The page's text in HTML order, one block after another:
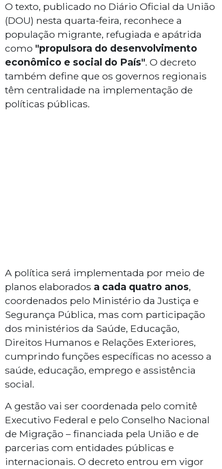
O texto, publicado no Diário Oficial da União
(DOU) nesta quarta-feira, reconhece a
população migrante, refugiada e apátrida
como "propulsora do desenvolvimento
econômico e social do País". O decreto
também define que os governos regionais
têm centralidade na implementação de
políticas públicas.
A política será implementada por meio de
planos elaborados a cada quatro anos,
coordenados pelo Ministério da Justiça e
Segurança Pública, mas com participação
dos ministérios da Saúde, Educação,
Direitos Humanos e Relações Exteriores,
cumprindo funções específicas no acesso a
saúde, educação, emprego e assistência
social.
A gestão vai ser coordenada pelo comitê
Executivo Federal e pelo Conselho Nacional
de Migração – financiada pela União e de
parcerias com entidades públicas e
internacionais. O decreto entrou em vigor